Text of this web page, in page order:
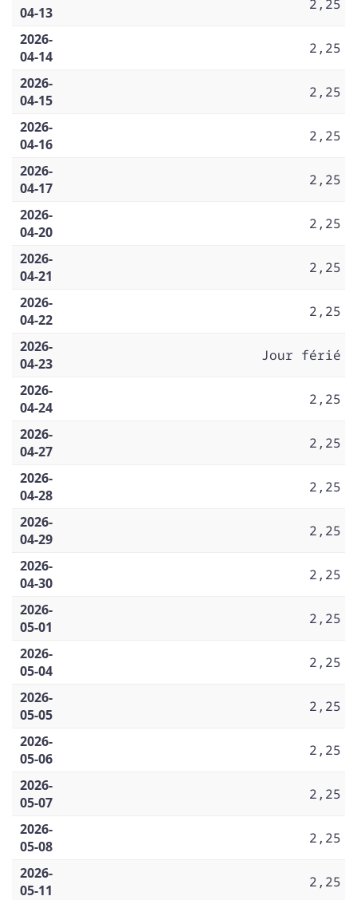
04-13
2,25
2026-
04-14
2,25
2026-
04-15
2,25
2026-
04-16
2,25
2026-
04-17
2,25
2026-
04-20
2,25
2026-
04-21
2,25
2026-
04-22
2,25
2026-
04-23
Jour férié
2026-
04-24
2,25
2026-
04-27
2,25
2026-
04-28
2,25
2026-
04-29
2,25
2026-
04-30
2,25
2026-
05-01
2,25
2026-
05-04
2,25
2026-
05-05
2,25
2026-
05-06
2,25
2026-
05-07
2,25
2026-
05-08
2,25
2026-
05-11
2,25